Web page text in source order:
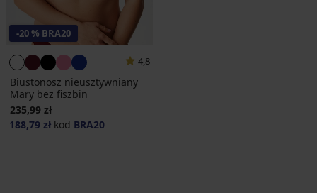
-20 % BRA20
4,8
Biustonosz nieusztywniany
Mary bez fiszbin
235,99 zł
188,79 zł kod BRA20